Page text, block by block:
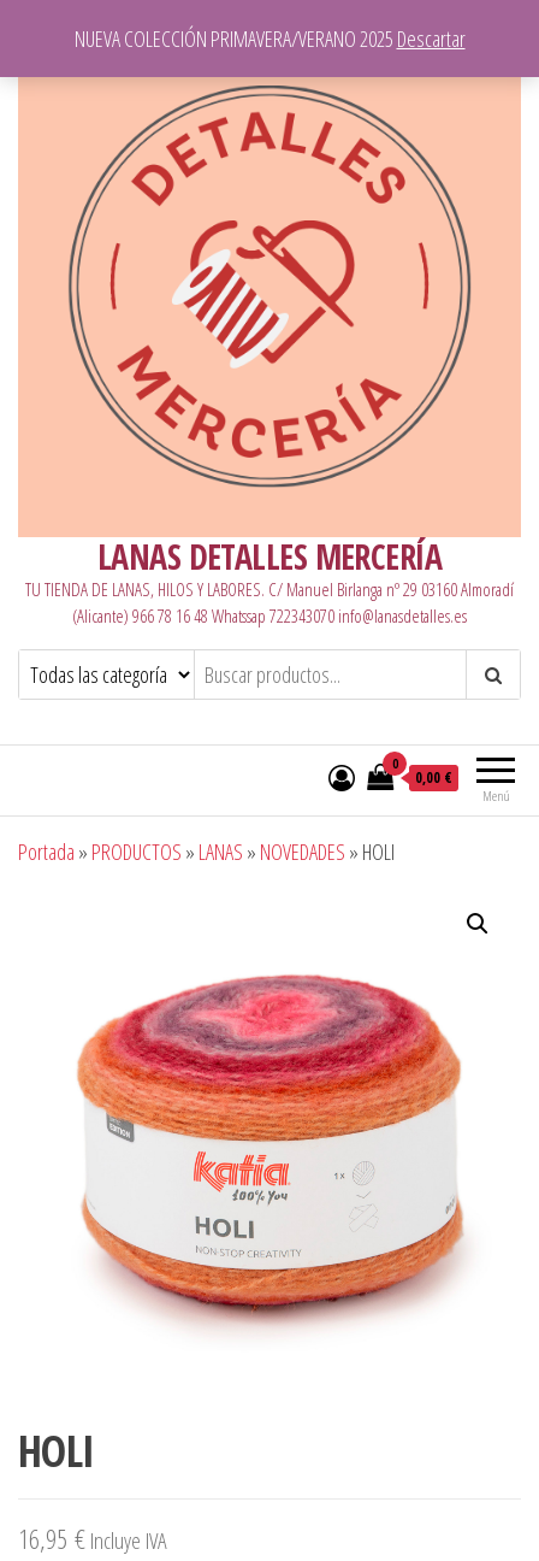
LANAS DETALLES MERCERÍA
TU TIENDA DE LANAS, HILOS Y LABORES. C/ Manuel Birlanga nº 29 03160 Almoradí
(Alicante) 966 78 16 48 Whatssap 722343070 info@lanasdetalles.es
Menú
0
0,00 €
Portada » PRODUCTOS » LANAS » NOVEDADES » HOLI
HOLI
16,95 €Incluye IVA
NUEVA COLECCIÓN PRIMAVERA/VERANO 2025 Descartar